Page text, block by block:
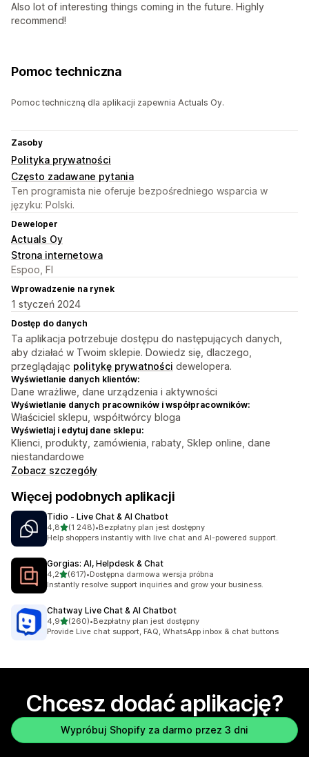
Also lot of interesting things coming in the future. Highly
recommend!
Pomoc techniczna
Pomoc techniczną dla aplikacji zapewnia Actuals Oy.
Zasoby
Polityka prywatności
Często zadawane pytania
Ten programista nie oferuje bezpośredniego wsparcia w
języku: Polski.
Deweloper
Actuals Oy
Strona internetowa
Espoo, FI
Wprowadzenie na rynek
1 styczeń 2024
Dostęp do danych
Ta aplikacja potrzebuje dostępu do następujących danych,
aby działać w Twoim sklepie. Dowiedz się, dlaczego,
przeglądając politykę prywatności dewelopera.
Wyświetlanie danych klientów:
Dane wrażliwe, dane urządzenia i aktywności
Wyświetlanie danych pracowników i współpracowników:
Właściciel sklepu, współtwórcy bloga
Wyświetlaj i edytuj dane sklepu:
Klienci, produkty, zamówienia, rabaty, Sklep online, dane
niestandardowe
Zobacz szczegóły
Więcej podobnych aplikacji
Tidio ‑ Live Chat & AI Chatbot
4,8na 5 gwiazdek
(1 248)
Łączna liczba recenzji: 1248
•Bezpłatny plan jest dostępny
Help shoppers instantly with live chat and AI-powered support.
Gorgias: AI, Helpdesk & Chat
4,2na 5 gwiazdek
(617)
Łączna liczba recenzji: 617
•Dostępna darmowa wersja próbna
Instantly resolve support inquiries and grow your business.
Chatway Live Chat & AI Chatbot
4,9na 5 gwiazdek
(260)
Łączna liczba recenzji: 260
•Bezpłatny plan jest dostępny
Provide Live chat support, FAQ, WhatsApp inbox & chat buttons
Chcesz dodać aplikację?
Wypróbuj Shopify za darmo przez 3 dni